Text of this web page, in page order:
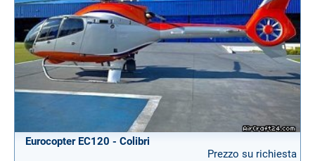
Eurocopter EC120 - Colibri
Prezzo su richiesta